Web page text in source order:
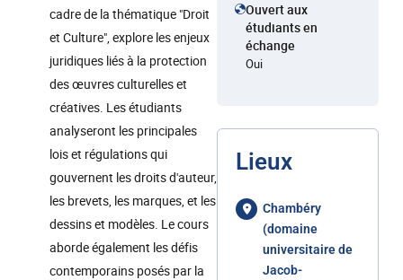
cadre de la thématique "Droit
et Culture", explore les enjeux
juridiques liés à la protection
des œuvres culturelles et
créatives. Les étudiants
analyseront les principales
lois et régulations qui
gouvernent les droits d'auteur,
les brevets, les marques, et les
dessins et modèles. Le cours
aborde également les défis
contemporains posés par la
Ouvert aux
étudiants en
échange
Oui
Lieux
Chambéry
(domaine
universitaire de
Jacob-